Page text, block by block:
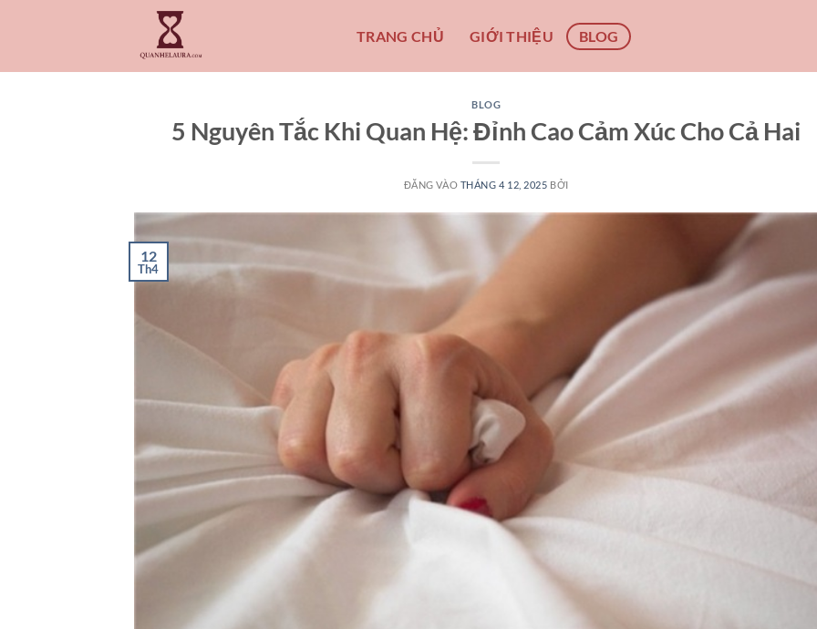
TRANG CHỦ GIỚI THIỆU BLOG
BLOG
5 Nguyên Tắc Khi Quan Hệ: Đỉnh Cao Cảm Xúc Cho Cả Hai
ĐĂNG VÀO THÁNG 4 12, 2025 BỞI
12
Th4